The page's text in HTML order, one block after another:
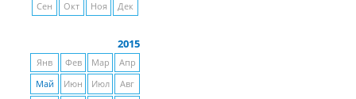
Сен
Окт Ноя Дек
2015
Янв Фев Мар
Апр
Май
Июн Июл
Авг